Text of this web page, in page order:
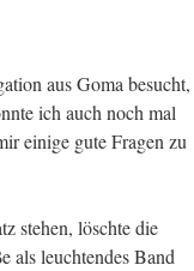
aus Goma besucht,
ich auch noch mal
einige gute Fragen zu
stehen, löschte die
als leuchtendes Band